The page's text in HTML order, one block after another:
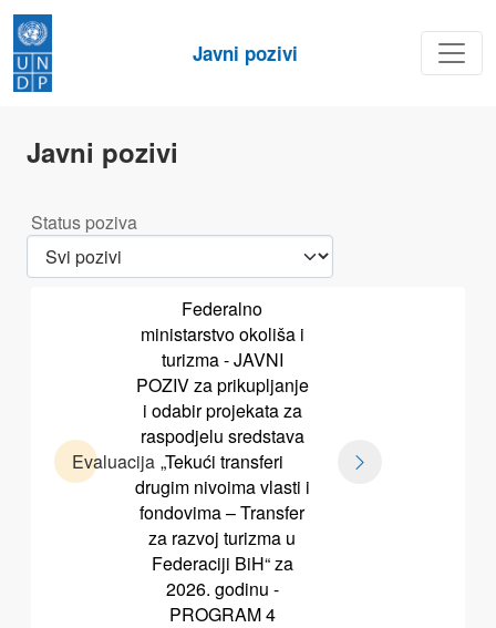
Javni pozivi
Javni pozivi
Status poziva
Evaluacija
Federalno
ministarstvo okoliša i
turizma - JAVNI
POZIV za prikupljanje
i odabir projekata za
raspodjelu sredstava
„Tekući transferi
drugim nivoima vlasti i
fondovima – Transfer
za razvoj turizma u
Federaciji BiH“ za
2026. godinu -
PROGRAM 4